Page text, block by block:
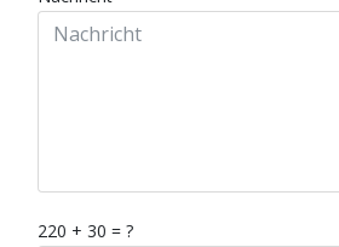
220 + 30 = ?